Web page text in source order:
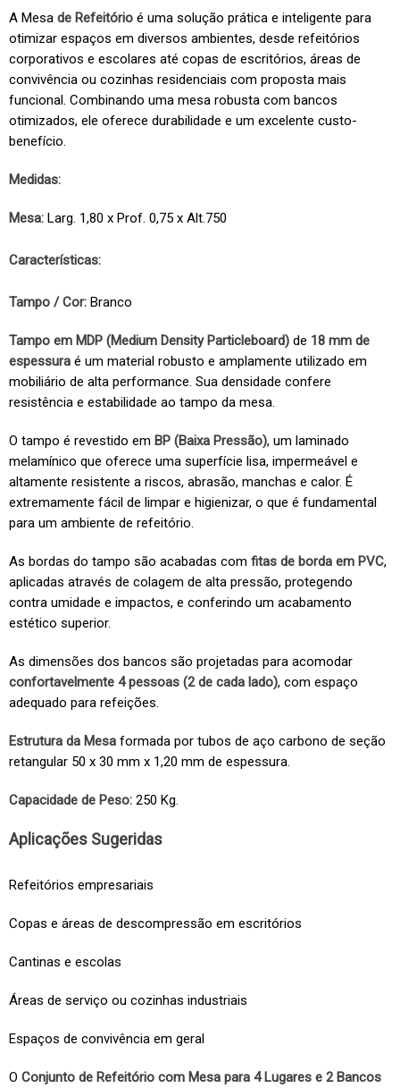
A Mesa de Refeitório é uma solução prática e inteligente para
otimizar espaços em diversos ambientes, desde refeitórios
corporativos e escolares até copas de escritórios, áreas de
convivência ou cozinhas residenciais com proposta mais
funcional. Combinando uma mesa robusta com bancos
otimizados, ele oferece durabilidade e um excelente custo-
benefício.
Medidas:
Mesa: Larg. 1,80 x Prof. 0,75 x Alt.750
Características:
Tampo / Cor: Branco
Tampo em MDP (Medium Density Particleboard) de 18 mm de
espessura é um material robusto e amplamente utilizado em
mobiliário de alta performance. Sua densidade confere
resistência e estabilidade ao tampo da mesa.
O tampo é revestido em BP (Baixa Pressão), um laminado
melamínico que oferece uma superfície lisa, impermeável e
altamente resistente a riscos, abrasão, manchas e calor. É
extremamente fácil de limpar e higienizar, o que é fundamental
para um ambiente de refeitório.
As bordas do tampo são acabadas com fitas de borda em PVC,
aplicadas através de colagem de alta pressão, protegendo
contra umidade e impactos, e conferindo um acabamento
estético superior.
As dimensões dos bancos são projetadas para acomodar
confortavelmente 4 pessoas (2 de cada lado), com espaço
adequado para refeições.
Estrutura da Mesa formada por tubos de aço carbono de seção
retangular 50 x 30 mm x 1,20 mm de espessura.
Capacidade de Peso: 250 Kg.
Aplicações Sugeridas
Refeitórios empresariais
Copas e áreas de descompressão em escritórios
Cantinas e escolas
Áreas de serviço ou cozinhas industriais
Espaços de convivência em geral
O Conjunto de Refeitório com Mesa para 4 Lugares e 2 Bancos